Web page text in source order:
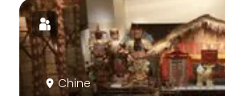
Chine